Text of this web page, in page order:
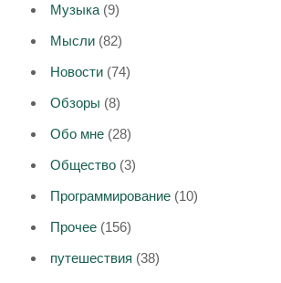
Музыка(9)
Мысли(82)
Новости(74)
Обзоры (8)
Обо мне(28)
Общество(3)
Программирование(10)
Прочее(156)
путешествия (38)